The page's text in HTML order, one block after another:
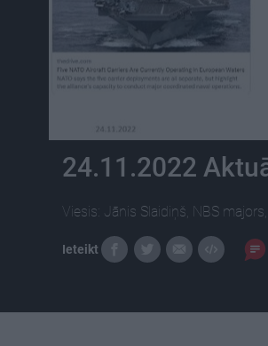
24.11.2022
Viesis: Jānis Slaidiņš, NBS
Ieteikt